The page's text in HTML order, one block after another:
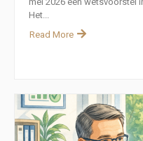
Het...
Read More